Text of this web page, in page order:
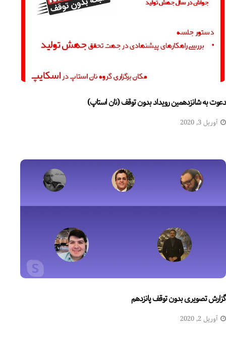
دعوت به شانزدهمین رویداد بدون توقف (نان استاپ)
آوریل 3, 2020
گزارش تصویری بدون توقف پانزدهم
آوریل 2, 2020